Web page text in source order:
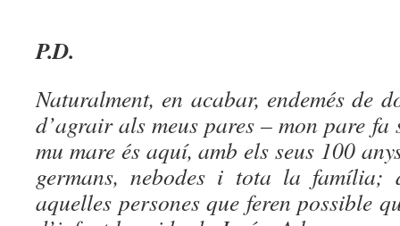
P.D.
Naturalment, en acabar, endemés de
d’agrair als meus pares – mon pare
mu mare és aquí, amb els seus 100
germans, nebodes i tota la família;
aquelles persones que feren possible